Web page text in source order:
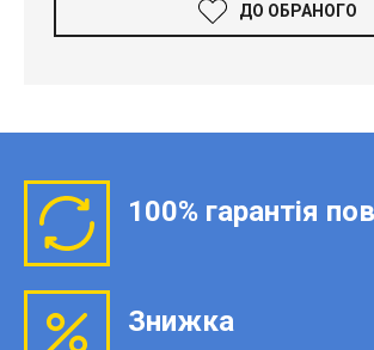
ДО ОБРАНОГО
100% гарантія
Знижка